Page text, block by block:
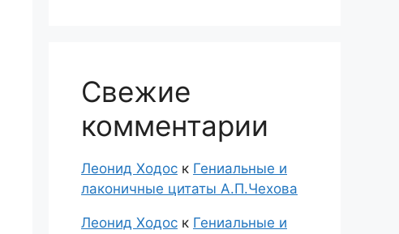
Свежие
комментарии
Леонид Ходос к Гениальные и
лаконичные цитаты А.П.Чехова
Леонид Ходос к Гениальные и